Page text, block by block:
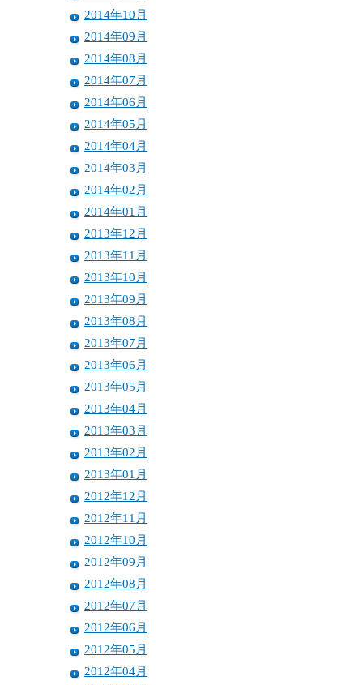
2014年10月
2014年09月
2014年08月
2014年07月
2014年06月
2014年05月
2014年04月
2014年03月
2014年02月
2014年01月
2013年12月
2013年11月
2013年10月
2013年09月
2013年08月
2013年07月
2013年06月
2013年05月
2013年04月
2013年03月
2013年02月
2013年01月
2012年12月
2012年11月
2012年10月
2012年09月
2012年08月
2012年07月
2012年06月
2012年05月
2012年04月